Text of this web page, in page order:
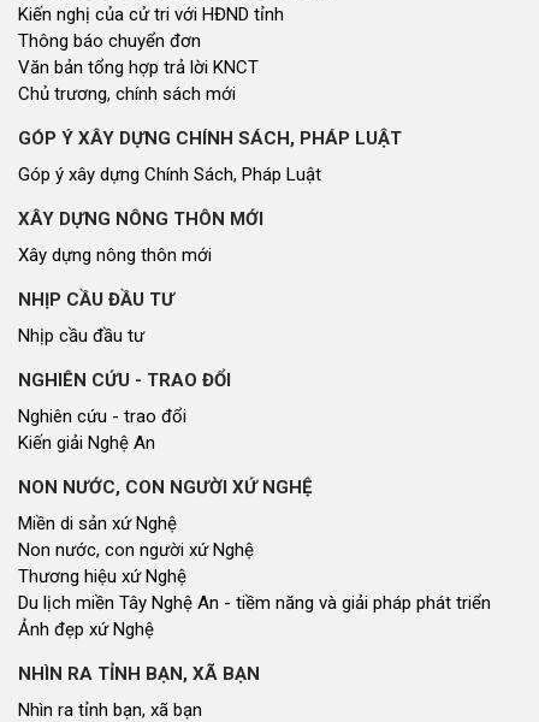
Kiến nghị của cử tri với HĐND tỉnh
Thông báo chuyển đơn
Văn bản tổng hợp trả lời KNCT
Chủ trương, chính sách mới
GÓP Ý XÂY DỰNG CHÍNH SÁCH, PHÁP LUẬT
Góp ý xây dựng Chính Sách, Pháp Luật
XÂY DỰNG NÔNG THÔN MỚI
Xây dựng nông thôn mới
NHỊP CẦU ĐẦU TƯ
Nhịp cầu đầu tư
NGHIÊN CỨU - TRAO ĐỔI
Nghiên cứu - trao đổi
Kiến giải Nghệ An
NON NƯỚC, CON NGƯỜI XỨ NGHỆ
Miền di sản xứ Nghệ
Non nước, con người xứ Nghệ
Thương hiệu xứ Nghệ
Du lịch miền Tây Nghệ An - tiềm năng và giải pháp phát triển
Ảnh đẹp xứ Nghệ
NHÌN RA TỈNH BẠN, XÃ BẠN
Nhìn ra tỉnh bạn, xã bạn